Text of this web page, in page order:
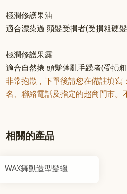
極潤修護果油
適合漂染過 頭髮受損者(受損粗硬
極潤修護果露
適合自然捲 頭髮蓬亂毛躁者(受損
非常抱歉，下單後請您在備註填寫
名、聯絡電話及指定的超商門市。
相關的產品
WAX舞動造型髮蠟